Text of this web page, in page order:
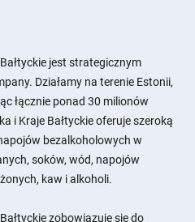
jest strategicznym
Działamy na terenie Estonii,
łącznie ponad 30 milionów
i Kraje Bałtyckie oferuje szeroką
bezalkoholowych w
soków, wód, napojów
kaw i alkoholi.
zobowiązuje się do